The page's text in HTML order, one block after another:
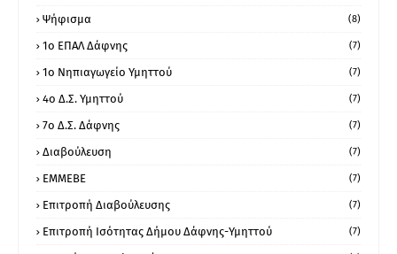
Ψήφισμα (8)
1ο ΕΠΑΛ Δάφνης (7)
1ο Νηπιαγωγείο Υμηττού (7)
4ο Δ.Σ. Υμηττού (7)
7ο Δ.Σ. Δάφνης (7)
Διαβούλευση (7)
ΕΜΜΕΒΕ (7)
Επιτροπή Διαβούλευσης (7)
Επιτροπή Ισότητας Δήμου Δάφνης-Υμηττού (7)